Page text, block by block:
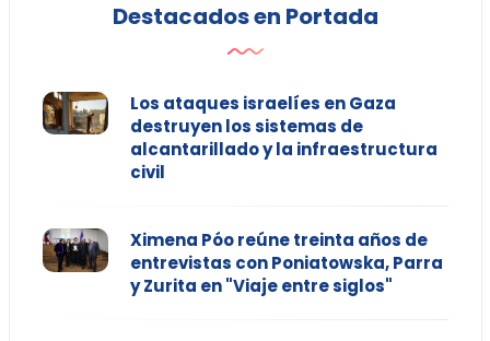
Destacados en Portada
Los ataques israelíes en Gaza
destruyen los sistemas de
alcantarillado y la infraestructura
civil
Ximena Póo reúne treinta años de
entrevistas con Poniatowska, Parra
y Zurita en "Viaje entre siglos"